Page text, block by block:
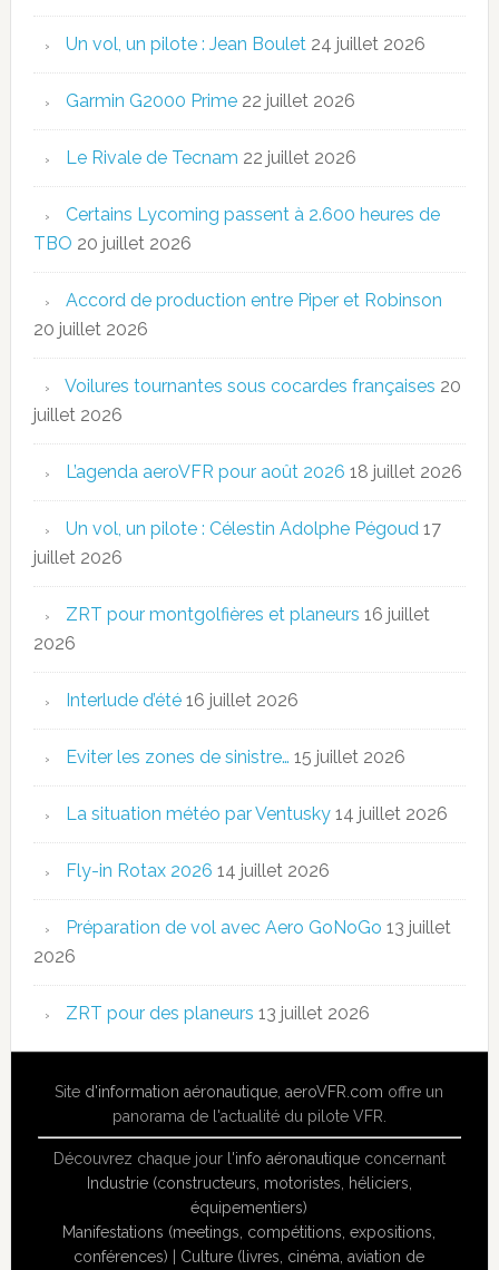
Un vol, un pilote : Jean Boulet 24 juillet 2026
Garmin G2000 Prime 22 juillet 2026
Le Rivale de Tecnam 22 juillet 2026
Certains Lycoming passent à 2.600 heures de
TBO 20 juillet 2026
Accord de production entre Piper et Robinson
20 juillet 2026
Voilures tournantes sous cocardes françaises 20
juillet 2026
L’agenda aeroVFR pour août 2026 18 juillet 2026
Un vol, un pilote : Célestin Adolphe Pégoud 17
juillet 2026
ZRT pour montgolfières et planeurs 16 juillet
2026
Interlude d’été 16 juillet 2026
Eviter les zones de sinistre… 15 juillet 2026
La situation météo par Ventusky 14 juillet 2026
Fly-in Rotax 2026 14 juillet 2026
Préparation de vol avec Aero GoNoGo 13 juillet
2026
ZRT pour des planeurs 13 juillet 2026
Site d'information aéronautique ,aeroVFR.com offre un
panorama de l'actualité du pilote VFR.
Découvrez chaque jour l'info aéronautiqueconcernant
Industrie (constructeurs, motoristes, héliciers,
équipementiers)
Manifestations (meetings, compétitions, expositions,
conférences)
Culture (livres, cinéma, aviation de